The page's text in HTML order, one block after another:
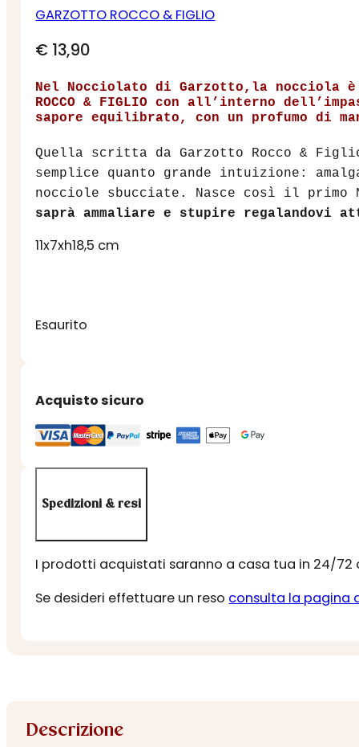
GARZOTTO ROCCO & FIGLIO
€ 13,90
Nel Nocciolato di Garzotto,la nocciola
ROCCO & FIGLIO con all’interno
sapore equilibrato, con un profumo di
Quella scritta da Garzotto Rocco &
semplice quanto grande intuizione:
nocciole sbucciate. Nasce così il
saprà ammaliare e stupire regalandovi
11x7xh18,5 cm
Esaurito
Acquisto sicuro
Spedizioni & resi
I prodotti acquistati saranno a casa tua in 24/72
Se desideri effettuare un reso consulta la pagina
Descrizione